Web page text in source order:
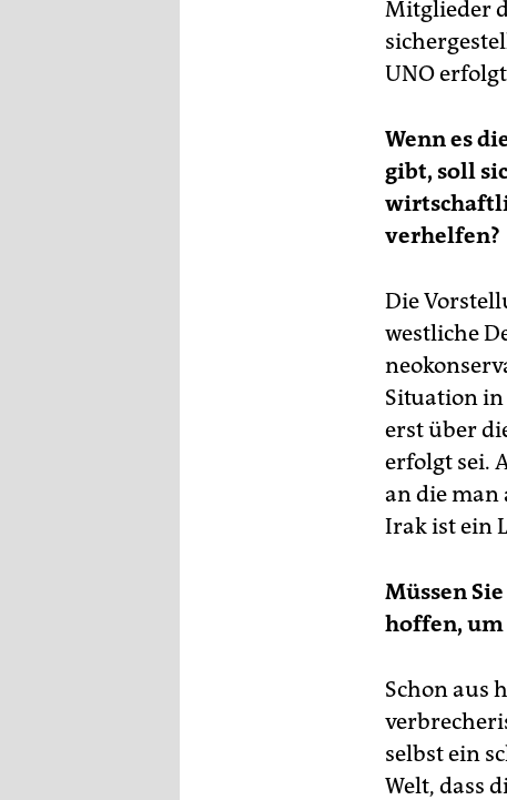
Mitglieder
UNO
Wenn es
gibt, soll
verhelfen?
Die
westliche
Situation in
erst über
erfolgt sei.
an die man
Irak ist ein
Müssen
hoffen, um
Schon aus
selbst ein
Welt, dass